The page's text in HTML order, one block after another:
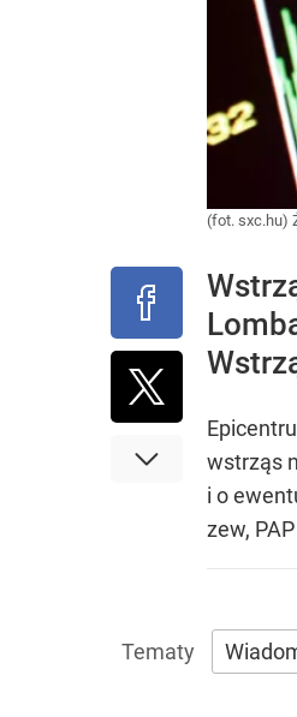
(fot. sxc.hu)
wstrząs
i o
zew, PAP